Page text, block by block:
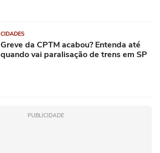
CIDADES
Greve da CPTM acabou? Entenda até
quando vai paralisação de trens em SP
PUBLICIDADE